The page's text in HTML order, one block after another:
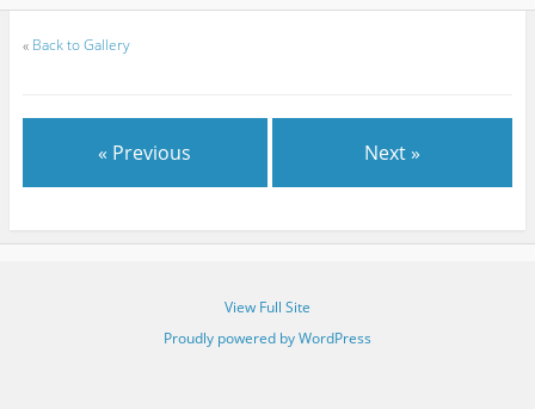
« Back to Gallery
« Previous Next »
View Full Site
Proudly powered by WordPress